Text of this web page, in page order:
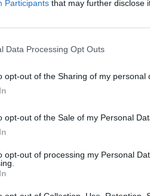
Participants that may further disclose
Data Processing Opt Outs
opt-out of the Sharing of my personal
opt-out of the Sale of my Personal
opt-out of processing my Personal
eismo kryptis: A1 iš Vilniaus
į A1 Klaipėdos kryptimi bei